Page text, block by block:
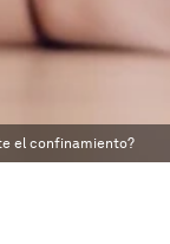
el confinamiento?